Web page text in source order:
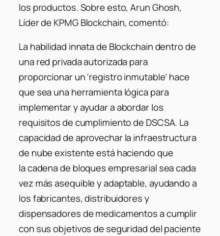
los productos. Sobre esto, Arun Ghosh,
Líder de KPMG Blockchain, comentó:
La habilidad innata de Blockchain dentro de
una red privada autorizada para
proporcionar un ‘registro inmutable’ hace
que sea una herramienta lógica para
implementar y ayudar a abordar los
requisitos de cumplimiento de DSCSA. La
capacidad de aprovechar la infraestructura
de nube existente está haciendo que
la cadena de bloques empresarial sea cada
vez más asequible y adaptable, ayudando a
los fabricantes, distribuidores y
dispensadores de medicamentos a cumplir
con sus objetivos de seguridad del paciente